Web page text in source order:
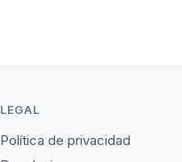
LEGAL
Política de privacidad